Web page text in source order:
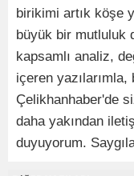
birikimi artık köşe
büyük bir mutluluk
kapsamlı analiz,
içeren
Çelikhanhaber'de
daha yakından
duyuyorum.